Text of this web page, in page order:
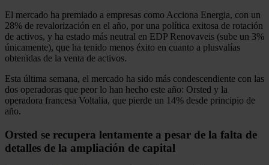
El mercado ha premiado a empresas como Acciona Energia, con un
28% de revalorización en el año, por una política exitosa de rotación
de activos, y ha estado más neutral en EDP Renovaveis (sube un 3%
únicamente), que ha tenido menos éxito en cuanto a plusvalías
obtenidas de la venta de activos.
Esta última semana, el mercado ha sido más condescendiente con las
dos operadoras que peor lo han hecho este año: Orsted y la
operadora francesa Voltalia, que pierde un 14% desde principio de
año.
Orsted se recupera lentamente a pesar de la falta de
detalles de la ampliación de capital